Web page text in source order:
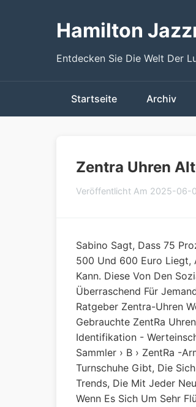
Hamilton
Entdecken Sie Die Welt Der
Startseite Archiv
Zentra Uhren
Veröffentlicht Am 2025-06-
Sabino Sagt, Dass 75
500 Und 600 Euro Liegt,
Kann. Diese Von Den
Überraschend Für
Ratgeber Zentra-Uhren
Gebrauchte ZentRa
Identifikation -
Sammler › B › ZentRa -
Turnschuhe Gibt, Die
Trends, Die Mit Jeder
Wenn Es Sich Um Sehr